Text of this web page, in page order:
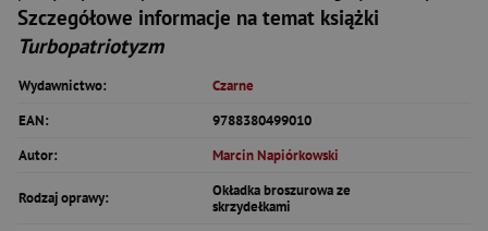
Szczegółowe informacje na temat książki
Turbopatriotyzm
Wydawnictwo:
Czarne
EAN:
9788380499010
Autor:
Marcin Napiórkowski
Rodzaj oprawy:
Okładka broszurowa ze
skrzydełkami